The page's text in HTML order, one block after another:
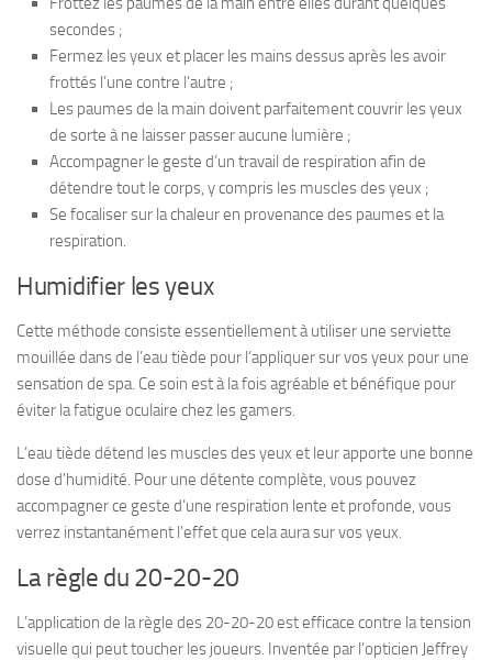
secondes ;
Fermez les yeux et placer les mains dessus après les avoir
frottés l’une contre l’autre ;
Les paumes de la main doivent parfaitement couvrir les yeux
de sorte à ne laisser passer aucune lumière ;
Accompagner le geste d’un travail de respiration afin de
détendre tout le corps, y compris les muscles des yeux ;
Se focaliser sur la chaleur en provenance des paumes et la
respiration.
Humidifier les yeux
Cette méthode consiste essentiellement à utiliser une serviette
mouillée dans de l’eau tiède pour l’appliquer sur vos yeux pour une
sensation de spa. Ce soin est à la fois agréable et bénéfique pour
éviter la fatigue oculaire chez les gamers.
L’eau tiède détend les muscles des yeux et leur apporte une bonne
dose d’humidité. Pour une détente complète, vous pouvez
accompagner ce geste d’une respiration lente et profonde, vous
verrez instantanément l’effet que cela aura sur vos yeux.
La règle du 20-20-20
L’application de la règle des 20-20-20 est efficace contre la tension
visuelle qui peut toucher les joueurs. Inventée par l’opticien Jeffrey